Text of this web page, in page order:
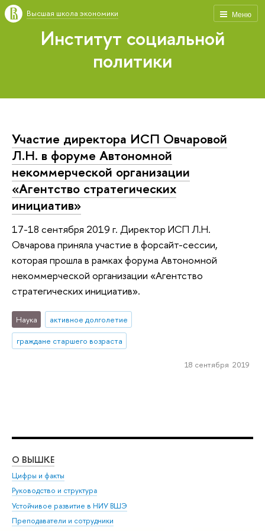
Меню
Высшая школа экономики
Институт социальной
политики
Участие директора ИСП Овчаровой
Л.Н. в форуме Автономной
некоммерческой организации
«Агентство стратегических
инициатив»
17-18 сентября 2019 г. Директор ИСП Л.Н.
Овчарова приняла участие в форсайт-сессии,
которая прошла в рамках форума Автономной
некоммерческой организации «Агентство
стратегических инициатив».
Наука
активное долголетие
граждане старшего возраста
18 сентября 2019
О ВЫШКЕ
Цифры и факты
Руководство и структура
Устойчивое развитие в НИУ ВШЭ
Преподаватели и сотрудники